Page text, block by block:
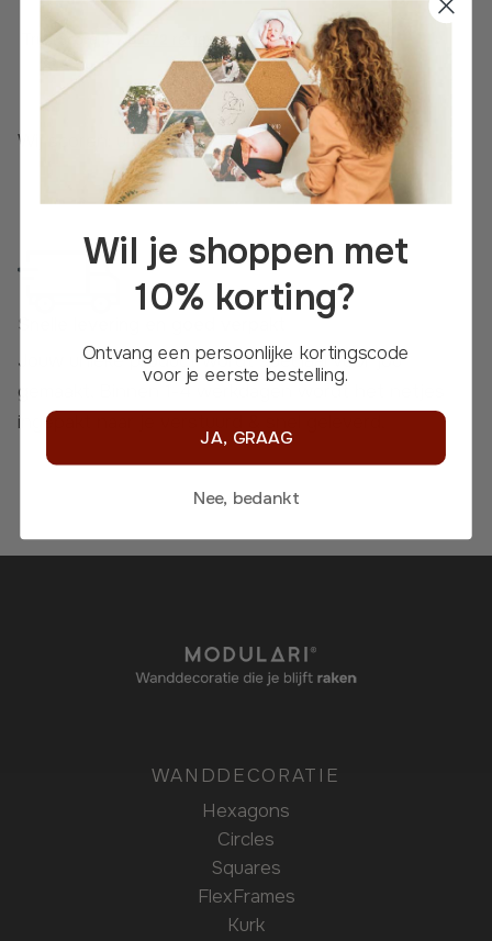
Wij scoren: uitstekend! Lees debeoordelingen
Snelle levering en goed verpakt
Jouw unieke product wordt speciaal voor jou
gemaakt. Binnen 1-4 werkdagen wordt het netjes
ingepakt naar je verstuurd &
WANDDECORATIE
Hexagons
Circles
Squares
FlexFrames
Kurk
Wil je shoppen met
10% korting?
Ontvang een persoonlijke kortingscode
voor je eerste bestelling.
JA, GRAAG
Nee, bedankt